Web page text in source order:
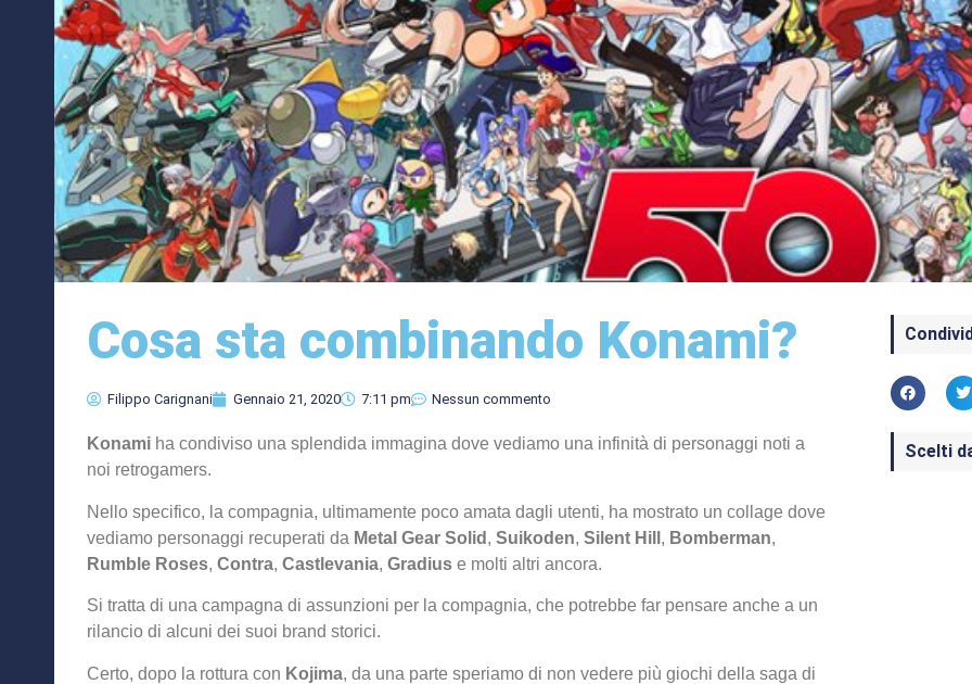
Cosa sta combinando Konami?
Filippo Carignani Gennaio 21, 2020 7:11 pm Nessun commento
Konami ha condiviso una splendida immagina dove vediamo una infinità di personaggi noti a
noi retrogamers.
Nello specifico, la compagnia, ultimamente poco amata dagli utenti, ha mostrato un collage dove
vediamo personaggi recuperati da Metal Gear Solid , Suikoden, Silent Hill , Bomberman,
Rumble Roses, Contra, Castlevania, Gradius e molti altri ancora.
Si tratta di una campagna di assunzioni per la compagnia, che potrebbe far pensare anche a un
rilancio di alcuni dei suoi brand storici.
Certo, dopo la rottura con Kojima, da una parte speriamo di non vedere più giochi della saga di
Scelti